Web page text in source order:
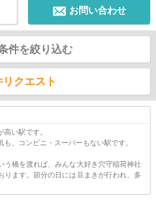
お問い合わせ
件を絞り込む
リクエスト
い駅です。
、コンビニ・スーパーもない駅です。
う橋を渡れば、みんな大好き穴守稲荷神社
ります。節分の日には豆まきが行われ、多